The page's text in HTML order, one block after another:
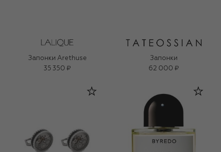
Запонки Arethuse
35 350 ₽
Запонки
62 000 ₽